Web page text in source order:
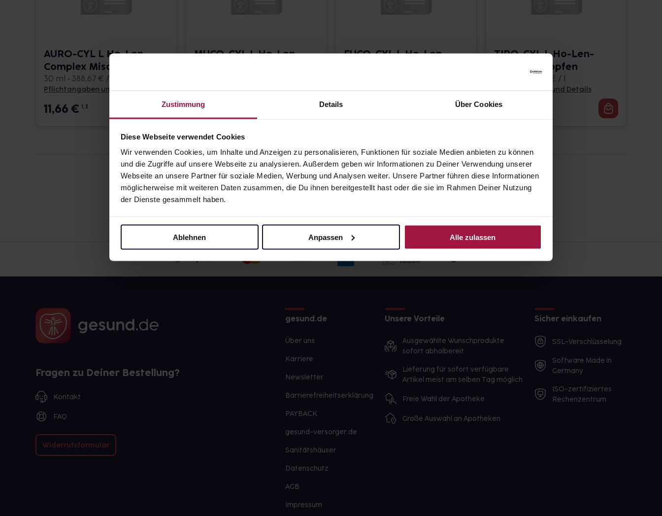
Zustimmung Details Über Cookies
Diese Webseite verwendet Cookies
Wir verwenden Cookies, um Inhalte und Anzeigen zu personalisieren, Funktionen für soziale Medien anbieten zu können
und die Zugriffe auf unsere Webseite zu analysieren. Außerdem geben wir Informationen zu Deiner Verwendung unserer
Webseite an unsere Partner für soziale Medien, Werbung und Analysen weiter. Unsere Partner führen diese Informationen
möglicherweise mit weiteren Daten zusammen, die Du ihnen bereitgestellt hast oder die sie im Rahmen Deiner Nutzung
der Dienste gesammelt haben.
Ablehnen Anpassen Alle zulassen
AURO-CYL L Ho-Len-
Complex Mischung
30 ml • 388,67 € / l
Pflichtangaben und Details
11,66€ 1, 3
MUCO-CYL L Ho-Len-
27,70
FUCO-CYL L Ho-Len-
TIRO-CYL L Ho-Len-
Complex Tropfen
50 ml • 337,00 € / l
Pflichtangaben und Details
16,85
Fragen zu Deiner Bestellung?
Kontakt
FAQ
Widerrufsformular
gesund.de
Über uns
Karriere
Newsletter
Barrierefreiheitserklärung
PAYBACK
gesund-versorger.de
Sanitätshäuser
Datenschutz
AGB
Impressum
Unsere Vorteile
Ausgewählte Wunschprodukte
sofort abholbereit
Lieferung für sofort verfügbare
Artikel meist am selben Tag möglich
Freie Wahl der Apotheke
Große Auswahl an Apotheken
Sicher einkaufen
SSL-Verschlüsselung
Software Made in
Germany
ISO-zertifiziertes
Rechenzentrum